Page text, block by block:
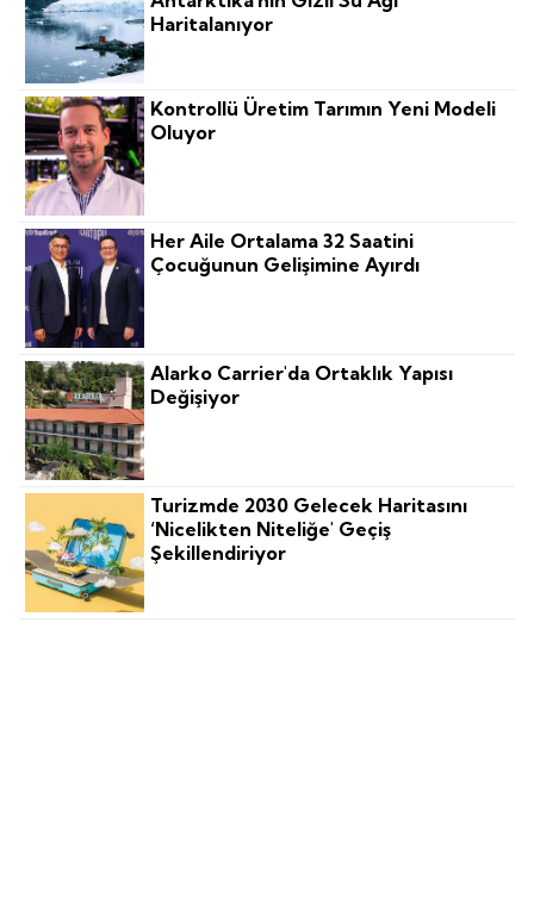
Haritalanıyor
Kontrollü Üretim Tarımın Yeni Modeli
Oluyor
Her Aile Ortalama 32 Saatini
Çocuğunun Gelişimine Ayırdı
Alarko Carrier'da Ortaklık Yapısı
Değişiyor
Turizmde 2030 Gelecek Haritasını
‘nicelikten Niteliğe' Geçiş
Şekillendiriyor